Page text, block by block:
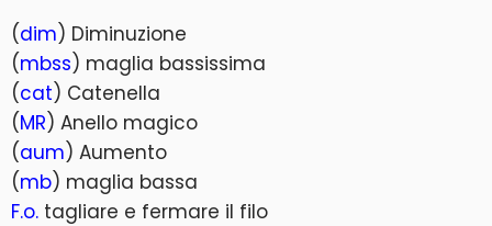
(dim) Diminuzione
(mbss) maglia bassissima
(cat) Catenella
(MR) Anello magico
(aum) Aumento
(mb) maglia bassa
F.o. tagliare e fermare il filo